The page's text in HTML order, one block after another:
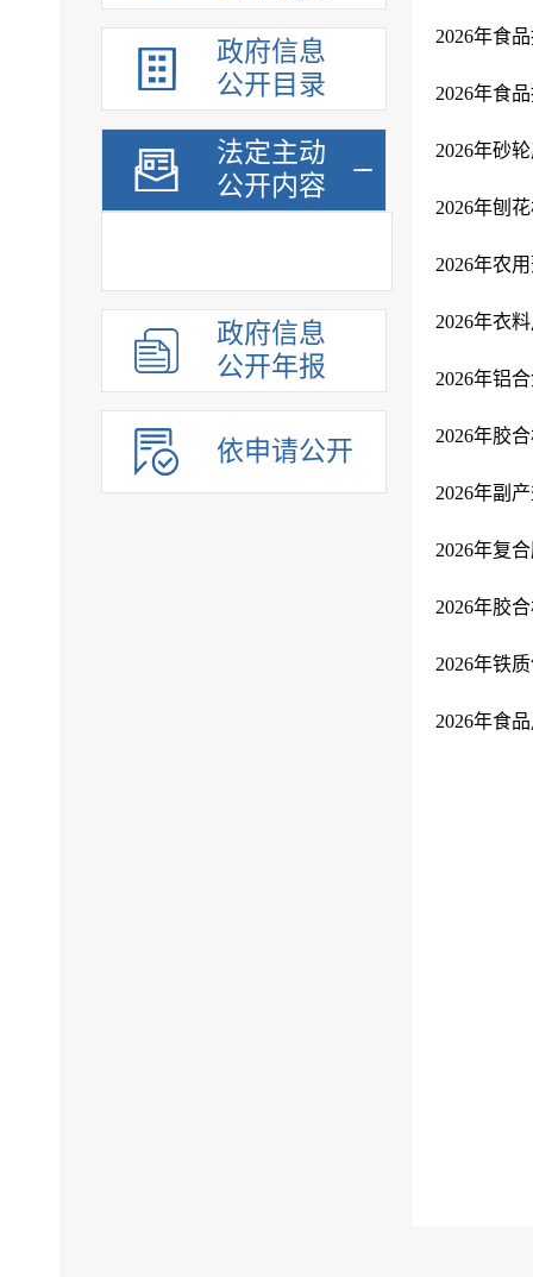
政府信息
公开目录
法定主动
公开内容
政府信息
公开年报
依申请公开
2026年砂
2026年刨
2026年农
2026年衣
2026年铝
2026年胶
2026年副
2026年复
2026年胶
2026年铁